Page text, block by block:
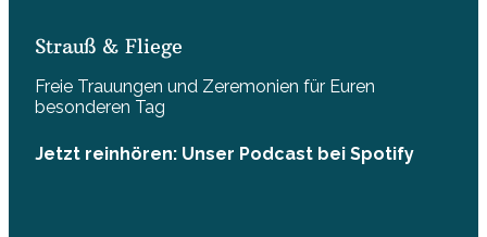
Strauß & Fliege
Freie Trauungen und Zeremonien für Euren
besonderen Tag
Jetzt reinhören: Unser Podcast bei Spotify